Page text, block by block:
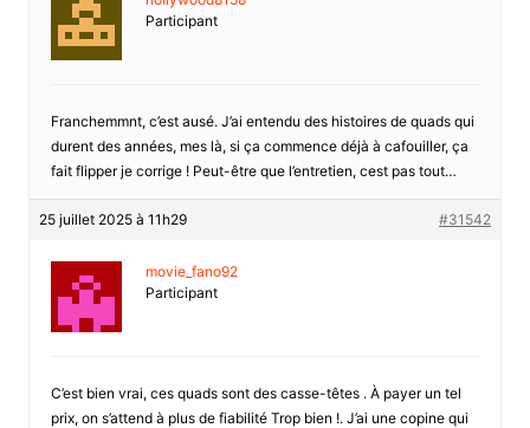
Participant
Franchemmnt, c’est ausé. J’ai entendu des histoires de quads qui
durent des années, mes là, si ça commence déjà à cafouiller, ça
fait flipper je corrige ! Peut-être que l’entretien, cest pas tout…
25 juillet 2025 à 11h29 #31542
movie_fano92
Participant
C’est bien vrai, ces quads sont des casse-têtes . À payer un tel
prix, on s’attend à plus de fiabilité Trop bien !. J’ai une copine qui